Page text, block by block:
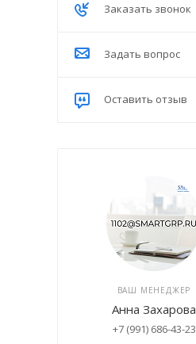
Заказать звонок
Задать вопрос
Оставить отзыв
ВАШ МЕНЕДЖЕР
Анна Захарова
+7 (991) 686-43-23